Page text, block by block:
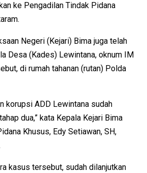
ke Pengadilan Tindak Pidana
Negeri (Kejari) Bima juga telah
Desa (Kades) Lewintana, oknum IM
di rumah tahanan (rutan) Polda
korupsi ADD Lewintana sudah
dua,” kata Kepala Kejari Bima
Khusus, Edy Setiawan, SH,
kasus tersebut, sudah dilanjutkan